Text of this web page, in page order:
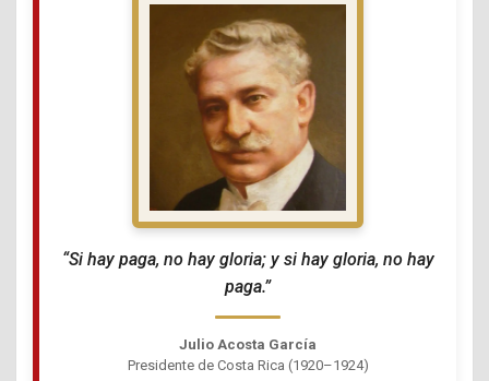
“Si hay paga, no hay gloria; y si hay gloria, no hay
paga.”
Julio Acosta García
Presidente de Costa Rica (1920–1924)